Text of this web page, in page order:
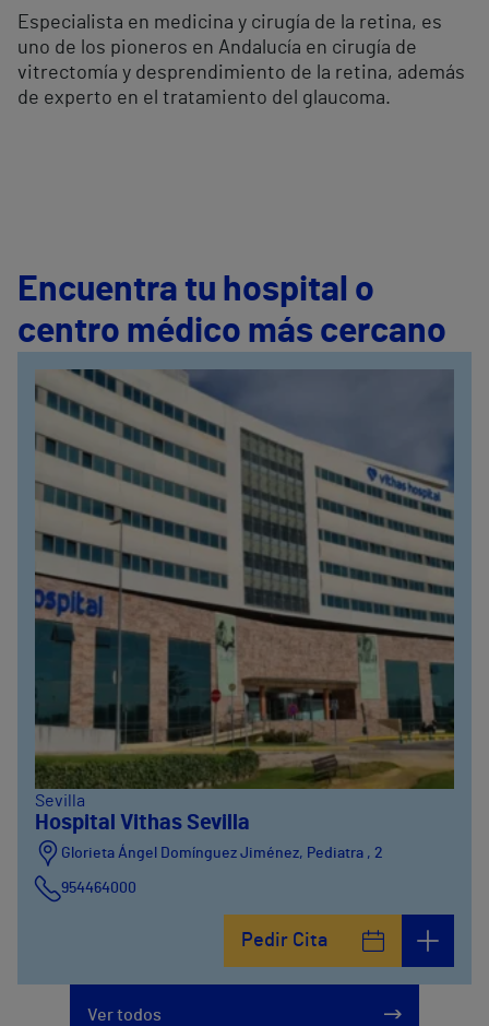
Especialista en medicina y cirugía de la retina, es
uno de los pioneros en Andalucía en cirugía de
vitrectomía y desprendimiento de la retina, además
de experto en el tratamiento del glaucoma.
Encuentra tu hospital o
centro médico más cercano
Sevilla
Hospital Vithas Sevilla
Glorieta Ángel Domínguez Jiménez, Pediatra , 2
954464000
Pedir Cita
Ver todos